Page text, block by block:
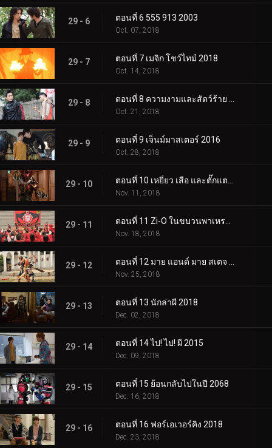
29 - 6 ตอนที่ 6 555 913 2003
Oct. 07, 2018
29 - 7 ตอนที่ 7 เมจิก โชว์ไทม์ 2018
Oct. 14, 2018
29 - 8
Oct. 21, 2018
29 - 9 ตอนที่ 9 เจ็นม์มาสเตอร์ 2016
Oct. 28, 2018
29 - 10
Nov. 11, 2018
29 - 11
Nov. 18, 2018
29 - 12
Nov. 25, 2018
29 - 13 ตอนที่ 13 นักล่าผี 2018
Dec. 02, 2018
29 - 14 ตอนที่ 14 ไป! ไป! ผี 2015
Dec. 09, 2018
29 - 15 ตอนที่ 15 ย้อนกลับไปในปี 2068
Dec. 16, 2018
29 - 16 ตอนที่ 16 ฟอร์เอเวอร์คิง 2018
Dec. 23, 2018